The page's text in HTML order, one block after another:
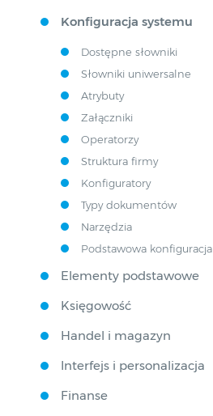
Konfiguracja systemu
Dostępne słowniki
Słowniki uniwersalne
Atrybuty
Załączniki
Operatorzy
Struktura firmy
Konfiguratory
Typy dokumentów
Narzędzia
Podstawowa
Elementy podstawowe
Księgowość
Handel i magazyn
Interfejs i personalizacja
Finanse